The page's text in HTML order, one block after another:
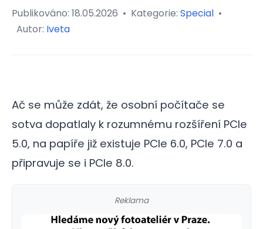
Publikováno: 18.05.2026 • Kategorie: Special •
Autor: Iveta
Ač se může zdát, že osobní počítače se
sotva dopatlaly k rozumnému rozšíření PCIe
5.0, na papíře již existuje PCIe 6.0, PCIe 7.0 a
připravuje se i PCIe 8.0.
Reklama